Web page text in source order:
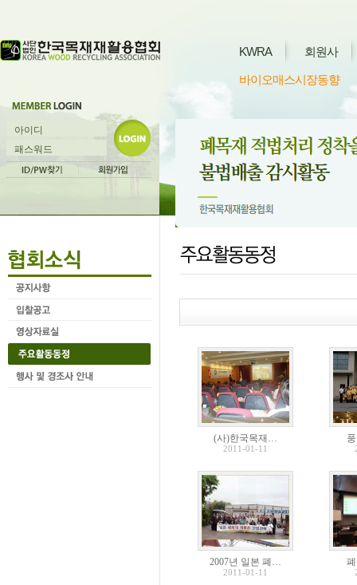
KWRA 회원사
바이오매스시장동향
(사)한국목재…
2011-01-11
2007년 일본 폐…
2011-01-11